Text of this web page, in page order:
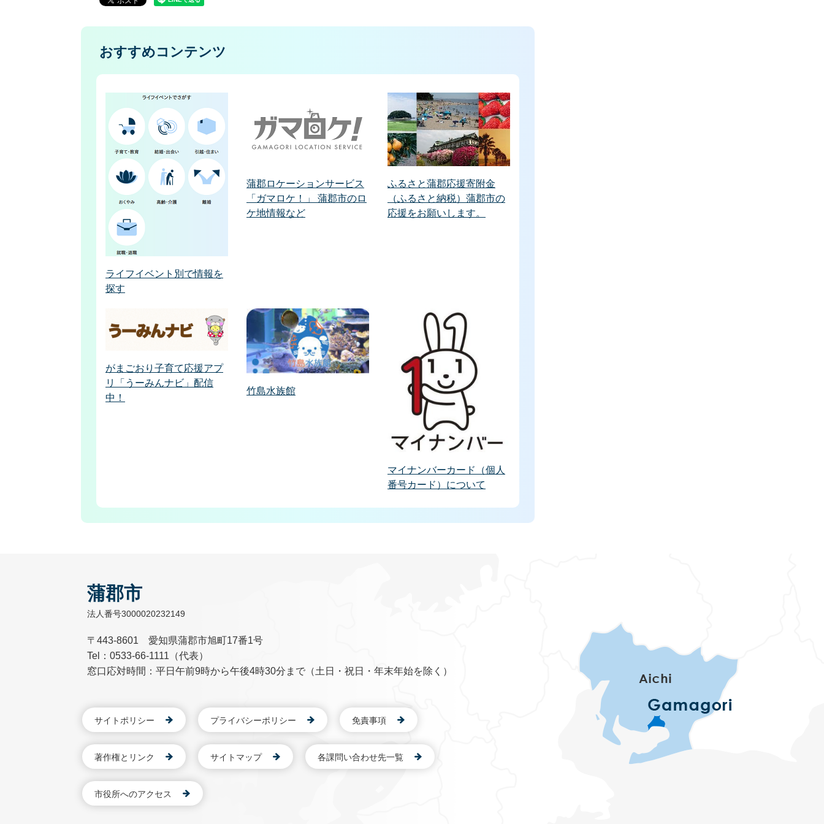
おすすめコンテンツ
ライフイベント別で情報を
探す
蒲郡ロケーションサービス
「ガマロケ！」 蒲郡市のロ
ケ地情報など
ふるさと蒲郡応援寄附金
（ふるさと納税）蒲郡市の
応援をお願いします。
がまごおり子育て応援アプ
リ「うーみんナビ」配信
中！
竹島水族館
マイナンバーカード（個人
番号カード）について
蒲郡市
法人番号3000020232149
〒443-8601 愛知県蒲郡市旭町17番1号
Tel：0533-66-1111（代表）
窓口応対時間：平日午前9時から午後4時30分まで（土日・祝日・年末年始を除く）
サイトポリシー プライバシーポリシー 免責事項
著作権とリンク サイトマップ 各課問い合わせ先一覧
市役所へのアクセス